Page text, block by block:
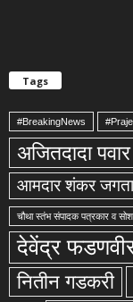
Tags
#BreakingNews
अजितदादा पवार
आमदार शंकर
चौथा स्तंभ संपादक पत्रकार व
देवेंद्र
नितीन गडकरी